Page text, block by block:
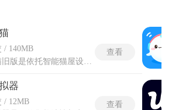
/ 140MB
查看
器
/ 12MB
查看